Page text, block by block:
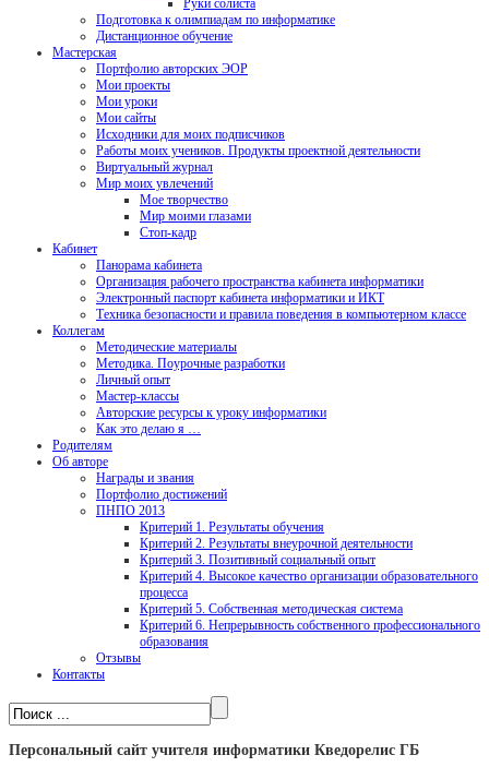
Руки солиста
Подготовка к олимпиадам по информатике
Дистанционное обучение
Мастерская
Портфолио авторских ЭОР
Мои проекты
Мои уроки
Мои сайты
Исходники для моих подписчиков
Работы моих учеников. Продукты проектной деятельности
Виртуальный журнал
Мир моих увлечений
Мое творчество
Мир моими глазами
Стоп-кадр
Кабинет
Панорама кабинета
Организация рабочего пространства кабинета информатики
Электронный паспорт кабинета информатики и ИКТ
Техника безопасности и правила поведения в компьютерном классе
Коллегам
Методические материалы
Методика. Поурочные разработки
Личный опыт
Мастер-классы
Авторские ресурсы к уроку информатики
Как это делаю я …
Родителям
Об авторе
Награды и звания
Портфолио достижений
ПНПО 2013
Критерий 1. Результаты обучения
Критерий 2. Результаты внеурочной деятельности
Критерий 3. Позитивный социальный опыт
Критерий 4. Высокое качество организации образовательного
процесса
Критерий 5. Собственная методическая система
Критерий 6. Непрерывность собственного профессионального
образования
Отзывы
Контакты
Персональный сайт учителя информатики Кведорелис ГБ